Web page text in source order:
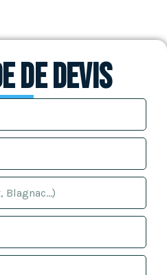
de devis